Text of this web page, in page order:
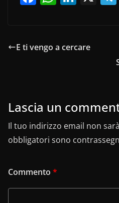
e
k
s e
E ti vengo a cercare
Lascia un
Il tuo indirizzo email non
obbligatori sono
Commento *